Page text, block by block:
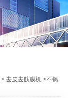
>去皮去筋膜机 >不锈